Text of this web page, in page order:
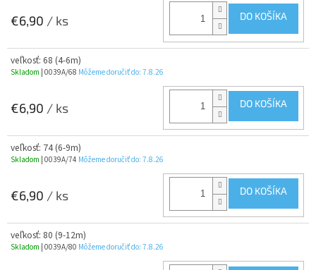
€6,90 / ks DO KOŠÍKA
veľkosť: 68 (4-6m)
Skladom | 0039A/68 Môžeme doručiť do: 7.8.26
€6,90 / ks DO KOŠÍKA
veľkosť: 74 (6-9m)
Skladom | 0039A/74 Môžeme doručiť do: 7.8.26
€6,90 / ks DO KOŠÍKA
veľkosť: 80 (9-12m)
Skladom | 0039A/80 Môžeme doručiť do: 7.8.26